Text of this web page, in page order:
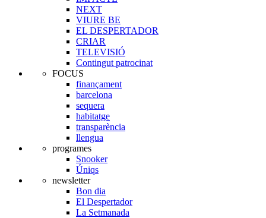
NEXT
VIURE BE
EL DESPERTADOR
CRIAR
TELEVISIÓ
Contingut patrocinat
FOCUS
finançament
barcelona
sequera
habitatge
transparència
llengua
programes
Snooker
Úniqs
newsletter
Bon dia
El Despertador
La Setmanada